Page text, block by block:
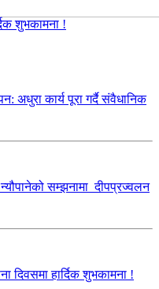
शुभकामना !
अधुरा कार्य पूरा गर्दै संवैधानिक
सम्झनामा दीपप्रज्वलन
दिवसमा हार्दिक शुभकामना !